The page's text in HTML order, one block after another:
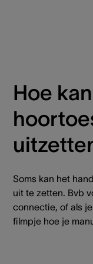
Hoe
Soms kan het
uit te zetten. Bvb
connectie, of als
filmpje hoe je